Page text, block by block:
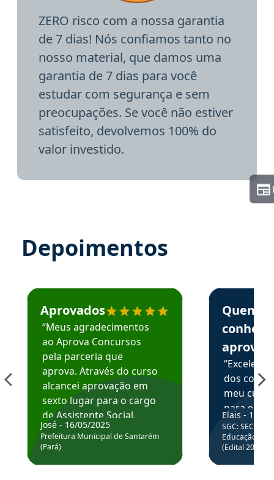
ZERO risco com a nossa garantia
de 7 dias! Nós confiamos tanto no
nosso material, que damos uma
garantia de 7 dias para você
estudar com segurança e sem
preocupações. Se você não estiver
satisfeito, devolvemos 100% do
valor investido.
Depoimentos
Estudante José recomenda o Aprova Concursos em
Aprovados
“Meus agradecimentos
ao Aprova Concursos
pela parceria que
aprova. Através do curso
alcancei aprovação em
sexto lugar para o cargo
de Assistente Social.
Hoje estou atuando na
Prefeitura de Santarém.
José - 16/05/2025
Prefeitura Municipal de Santarém
(Pará)
Estudante
Quem
aprova
dos
meu
para
colocar
através
de
Elais - 15/
SGC: SEC BA
Educação
(Edital